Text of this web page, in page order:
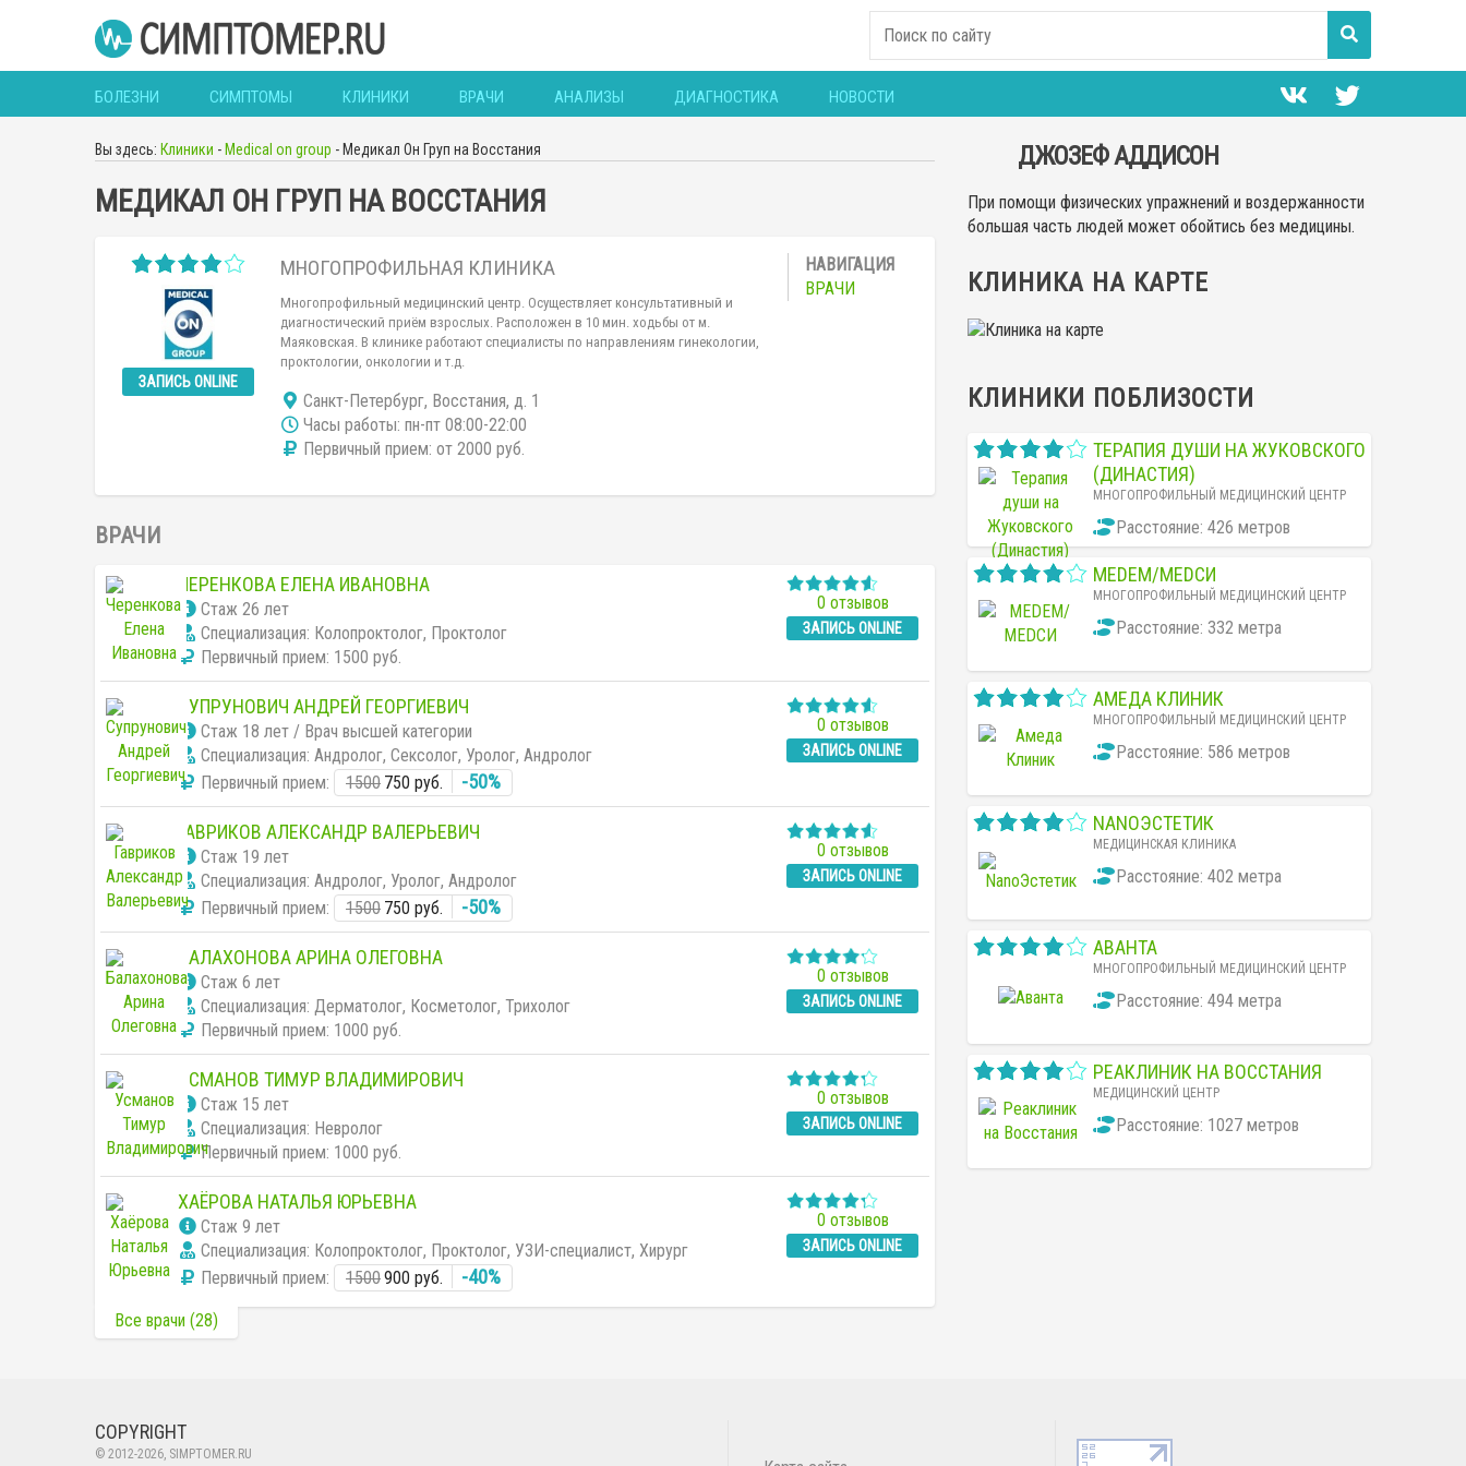
БОЛЕЗНИ СИМПТОМЫ КЛИНИКИ ВРАЧИ АНАЛИЗЫ ДИАГНОСТИКА НОВОСТИ
Вы здесь: Клиники - Medical on group - Медикал Он Груп на Восстания
МЕДИКАЛ ОН ГРУП НА ВОССТАНИЯ
ЗАПИСЬ ONLINE
МНОГОПРОФИЛЬНАЯ КЛИНИКА
Многопрофильный медицинский центр. Осуществляет консультативный и
диагностический приём взрослых. Расположен в 10 мин. ходьбы от м.
Маяковская. В клинике работают специалисты по направлениям гинекологии,
проктологии, онкологии и т.д.
Санкт-Петербург, Восстания, д. 1
Часы работы: пн-пт 08:00-22:00
Первичный прием: от 2000 руб.
ВРАЧИ
ВРАЧИ
0 отзывов
ЗАПИСЬ ONLINE
ЧЕРЕНКОВА ЕЛЕНА ИВАНОВНА
Cтаж 26 лет
Специализация: Колопроктолог, Проктолог
Первичный прием: 1500 руб.
0 отзывов
ЗАПИСЬ ONLINE
СУПРУНОВИЧ АНДРЕЙ ГЕОРГИЕВИЧ
Cтаж 18 лет / Врач высшей категории
Специализация: Андролог, Сексолог, Уролог, Андролог
Первичный прием:
1500 750 руб. -50%
0 отзывов
ЗАПИСЬ ONLINE
ГАВРИКОВ АЛЕКСАНДР ВАЛЕРЬЕВИЧ
Cтаж 19 лет
Специализация: Андролог, Уролог, Андролог
Первичный прием:
1500 750 руб. -50%
0 отзывов
ЗАПИСЬ ONLINE
БАЛАХОНОВА АРИНА ОЛЕГОВНА
Cтаж 6 лет
Специализация: Дерматолог, Косметолог, Трихолог
Первичный прием: 1000 руб.
0 отзывов
ЗАПИСЬ ONLINE
УСМАНОВ ТИМУР ВЛАДИМИРОВИЧ
Cтаж 15 лет
Специализация: Невролог
Первичный прием: 1000 руб.
0 отзывов
ЗАПИСЬ ONLINE
ХАЁРОВА НАТАЛЬЯ ЮРЬЕВНА
Cтаж 9 лет
Специализация: Колопроктолог, Проктолог, УЗИ-специалист, Хирург
Первичный прием:
1500900 руб. -40%
Все врачи (28)
ДЖОЗЕФ АДДИСОН
При помощи физических упражнений и воздержанности
большая часть людей может обойтись без медицины.
КЛИНИКА НА КАРТЕ
КЛИНИКИ ПОБЛИЗОСТИ
ТЕРАПИЯ ДУШИ НА ЖУКОВСКОГО
(ДИНАСТИЯ)
МНОГОПРОФИЛЬНЫЙ МЕДИЦИНСКИЙ ЦЕНТР
Расстояние: 426 метров
MEDEM/МЕDСИ
МНОГОПРОФИЛЬНЫЙ МЕДИЦИНСКИЙ ЦЕНТР
Расстояние: 332 метра
АМЕДА КЛИНИК
МНОГОПРОФИЛЬНЫЙ МЕДИЦИНСКИЙ ЦЕНТР
Расстояние: 586 метров
NANOЭСТЕТИК
МЕДИЦИНСКАЯ КЛИНИКА
Расстояние: 402 метра
АВАНТА
МНОГОПРОФИЛЬНЫЙ МЕДИЦИНСКИЙ ЦЕНТР
Расстояние: 494 метра
РЕАКЛИНИК НА ВОССТАНИЯ
МЕДИЦИНСКИЙ ЦЕНТР
Расстояние: 1027 метров
COPYRIGHT
© 2012-2026, SIMPTOMER.RU